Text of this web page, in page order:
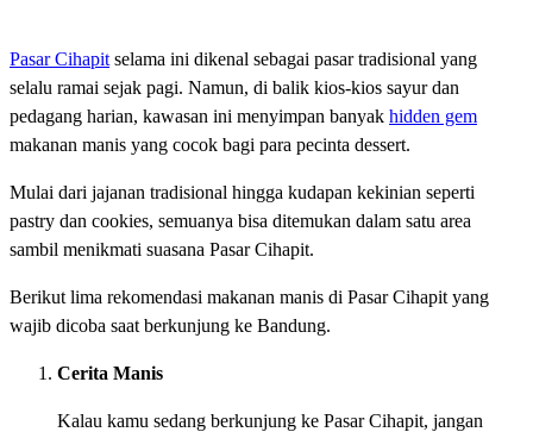
Pasar Cihapit selama ini dikenal sebagai pasar tradisional yang
selalu ramai sejak pagi. Namun, di balik kios-kios sayur dan
pedagang harian, kawasan ini menyimpan banyak hidden gem
makanan manis yang cocok bagi para pecinta dessert.
Mulai dari jajanan tradisional hingga kudapan kekinian seperti
pastry dan cookies, semuanya bisa ditemukan dalam satu area
sambil menikmati suasana Pasar Cihapit.
Berikut lima rekomendasi makanan manis di Pasar Cihapit yang
wajib dicoba saat berkunjung ke Bandung.
Cerita Manis
Kalau kamu sedang berkunjung ke Pasar Cihapit, jangan